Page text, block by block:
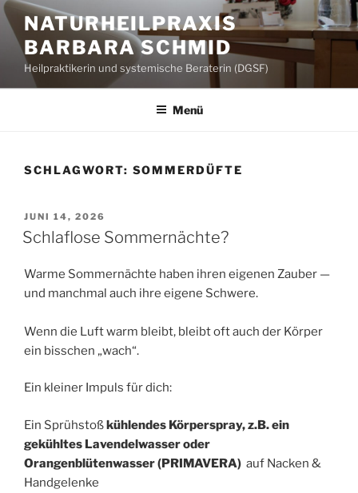
Zum
Inhalt
springen
NATURHEILPRAXIS
BARBARA SCHMID
Heilpraktikerin und systemische Beraterin (DGSF)
Menü
SCHLAGWORT: SOMMERDÜFTE
VERÖFFENTLICHT
AM
JUNI 14, 2026
Schlaflose Sommernächte?
Warme Sommernächte haben ihren eigenen Zauber —
und manchmal auch ihre eigene Schwere.
Wenn die Luft warm bleibt, bleibt oft auch der Körper
ein bisschen „wach“.
Ein kleiner Impuls für dich:
Ein Sprühstoßkühlendes Körperspray, z.B. ein
gekühltes Lavendelwasser oder
Orangenblütenwasser (PRIMAVERA) auf Nacken &
Handgelenke